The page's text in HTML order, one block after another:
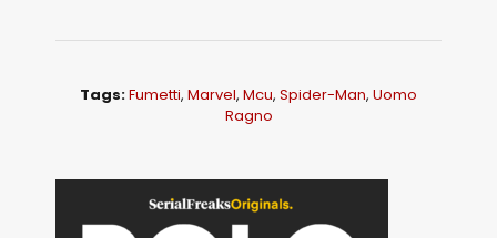
Tags:Fumetti, Marvel, Mcu, Spider-Man, Uomo
Ragno